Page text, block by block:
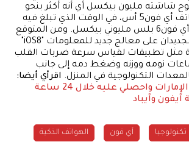
وضوح شاشته مليون بيكسل أي أنه أكثر بنحو
الثلث عن وضوح هاتف أي فون5 أس، في الوقت الذي تبلغ فيه
دقة وضوح شاشة أي فون6 بلس مليوني بيكسل. ومن المتوقع
مثل تطبيقات لقياس سرعة ضربات القلب
نومه ووزنه وضغط دمه إلى جانب
التكنولوجية في المنزل. اقرأي أيضا:
آيفون وآيباد
تكنولوجيا آي فون الهواتف الذكية